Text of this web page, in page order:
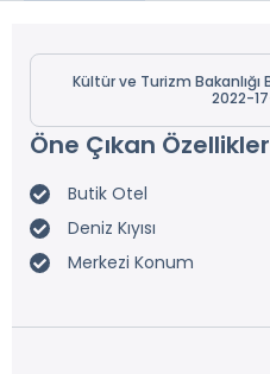
Kültür ve Turizm
2022-
Öne Çıkan Özellikler
Butik Otel
Deniz Kıyısı
Merkezi Konum